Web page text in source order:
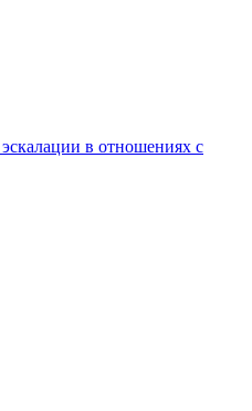
в отношениях с